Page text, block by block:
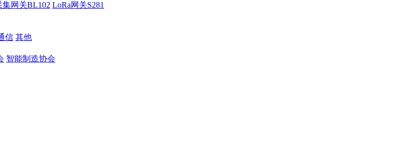
集网关BL102 LoRa网关S281
信 其他
智能制造协会